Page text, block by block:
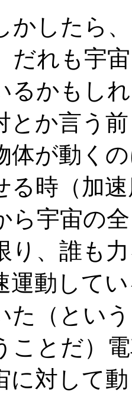
したら
だれも宇
るかもし
とか言う
体が動く
る時（加
ら宇宙の
り、誰も
運動して
た（とい
ことだ）
に対して